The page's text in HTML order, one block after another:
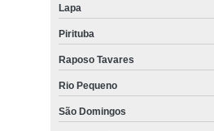
Lapa
Pirituba
Raposo Tavares
Rio Pequeno
São Domingos